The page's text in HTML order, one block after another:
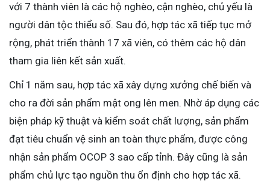
với 7 thành viên là các hộ nghèo, cận nghèo, chủ yếu là
người dân tộc thiểu số. Sau đó, hợp tác xã tiếp tục mở
rộng, phát triển thành 17 xã viên, có thêm các hộ dân
tham gia liên kết sản xuất.
Chỉ 1 năm sau, hợp tác xã xây dựng xưởng chế biến và
cho ra đời sản phẩm mật ong lên men. Nhờ áp dụng các
biện pháp kỹ thuật và kiểm soát chất lượng, sản phẩm
đạt tiêu chuẩn vệ sinh an toàn thực phẩm, được công
nhận sản phẩm OCOP 3 sao cấp tỉnh. Đây cũng là sản
phẩm chủ lực tạo nguồn thu ổn định cho hợp tác xã.